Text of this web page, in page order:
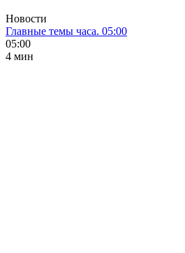
Новости
Главные темы часа. 05:00
05:00
4 мин